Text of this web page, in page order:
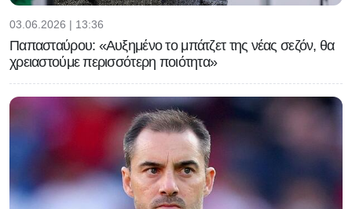
03.06.2026 | 13:36
Παπασταύρου: «Αυξημένο το μπάτζετ της νέας σεζόν, θα
χρειαστούμε περισσότερη ποιότητα»